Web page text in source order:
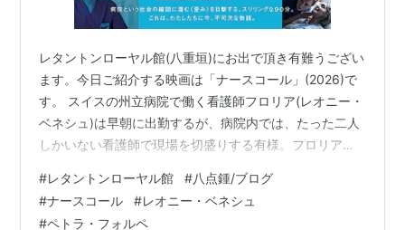
レタントンローヤル館(八重垣)にお出で頂き有難うござい
ます。今日ご紹介する映画は「ナースコール」(2026)で
す。 スイスの州立病院で働く看護師フロリア(レオニー・
ベネシュ)は早朝に出勤するが、病院内では、たった二人
しかいない看護師で現場を切盛りする有様。フロリアが
者等を相手にその一日を丁寧に描いた作品ですが… ま
あ、凄い状態です。これでは誰も州立病院に入院しない
#レタントンローヤル館 #八点鍾/ブログ
#ナースコール #レオニー・ベネシュ
#ペトラ・フォルペ